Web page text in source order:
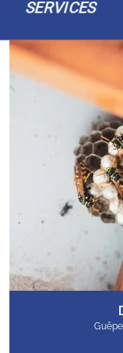
SERVICES